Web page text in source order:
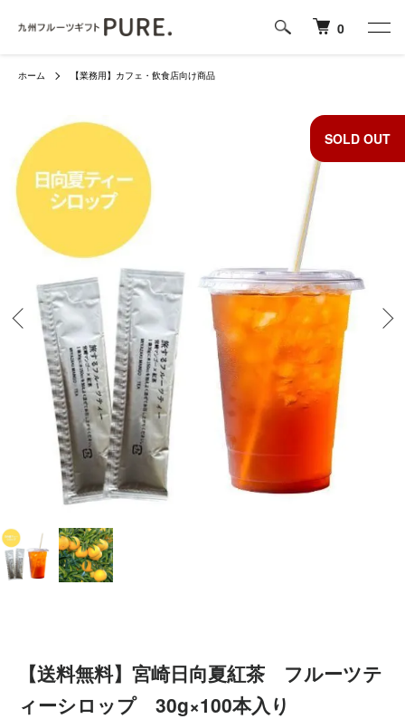
0
ホーム 【業務用】カフェ・飲食店向け商品
SOLD OUT
【送料無料】宮崎日向夏紅茶 フルーツテ
ィーシロップ 30g×100本入り